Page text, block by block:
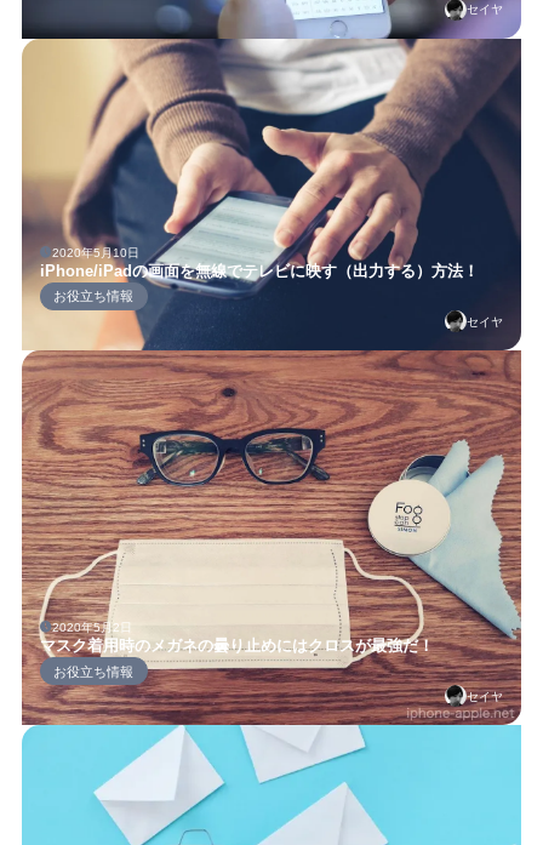
セイヤ
2020年5月10日
iPhone/iPadの画面を無線でテレビに映す（出力する）方法！
お役立ち情報
セイヤ
2020年5月2日
マスク着用時のメガネの曇り止めにはクロスが最強だ！
お役立ち情報
セイヤ